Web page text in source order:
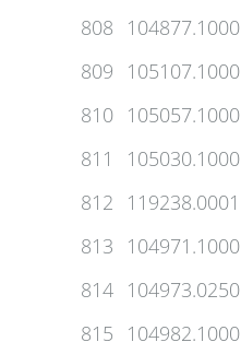
808
104877.1000
809
105107.1000
810 105057.1000
811
105030.1000
812
119238.0001
813
104971.1000
814 104973.0250
815
104982.1000